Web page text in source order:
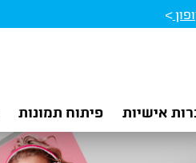
>
אישיות פיתוח תמונות